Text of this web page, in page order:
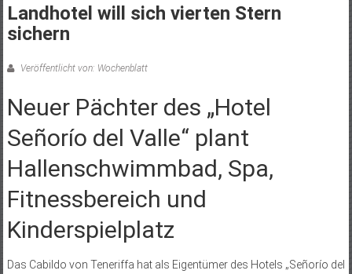
Landhotel will sich vierten Stern
sichern
Veröffentlicht von: Wochenblatt
Neuer Pächter des „Hotel
Señorío del Valle“ plant
Hallenschwimmbad, Spa,
Fitnessbereich und
Kinderspielplatz
Das Cabildo von Teneriffa hat als Eigentümer des Hotels „Señorío del